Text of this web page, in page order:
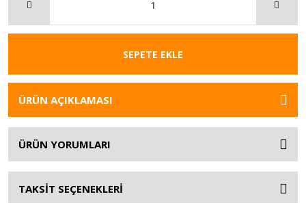
SEPETE EKLE
ÜRÜN AÇIKLAMASI
ÜRÜN YORUMLARI
TAKSİT SEÇENEKLERİ